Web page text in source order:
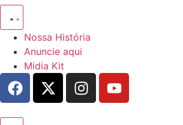
Nossa História
Anuncie aqui
Midia Kit